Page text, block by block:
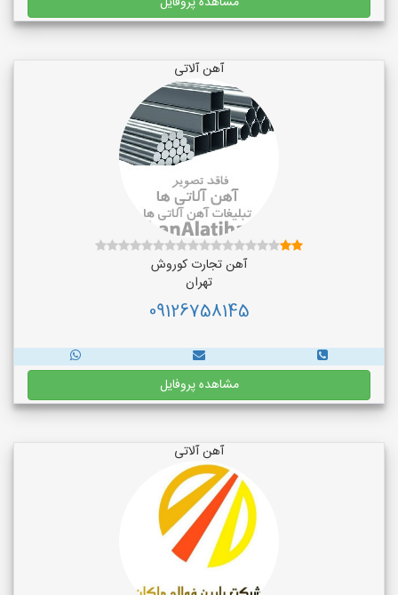
آهن آلاتی
آهن تجارت کوروش
تهران
09126758145
مشاهده پروفایل
آهن آلاتی